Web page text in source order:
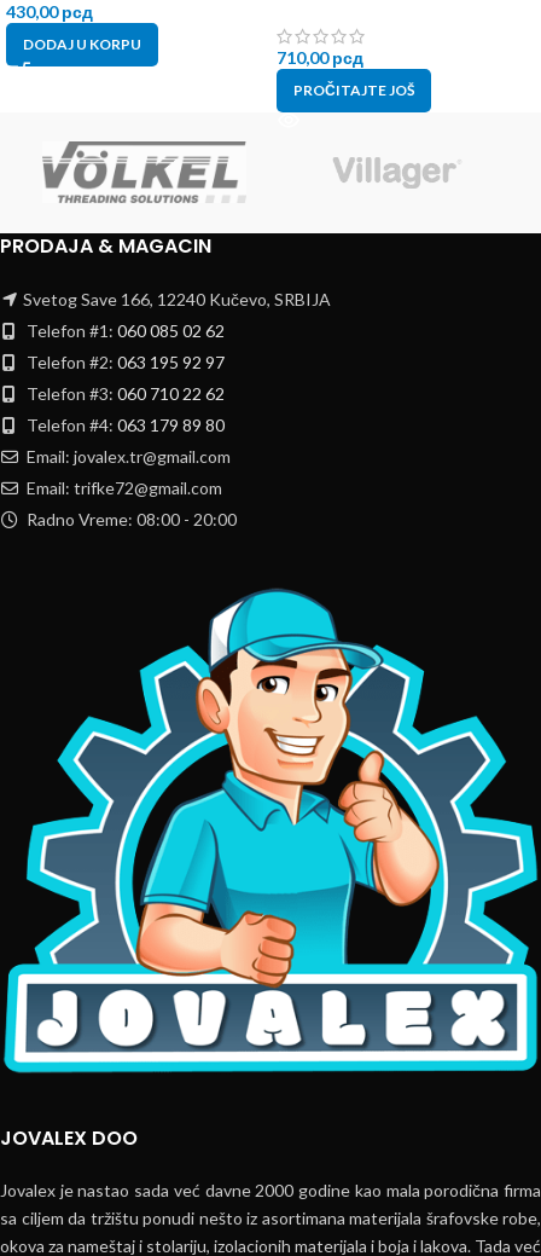
430,00рсд
DODAJ U KORPU
710,00рсд
PROČITAJTE JOŠ
PRODAJA & MAGACIN
Svetog Save 166, 12240 Kučevo, SRBIJA
Telefon #1: 060 085 02 62
Telefon #2: 063 195 92 97
Telefon #3: 060 710 22 62
Telefon #4: 063 179 89 80
Email: jovalex.tr@gmail.com
Email: trifke72@gmail.com
Radno Vreme: 08:00 - 20:00
JOVALEX DOO
Jovalex je nastao sada već davne 2000 godine kao mala porodična firma
sa ciljem da tržištu ponudi nešto iz asortimana materijala šrafovske robe,
okova za nameštaj i stolariju, izolacionih materijala i boja i lakova. Tada već